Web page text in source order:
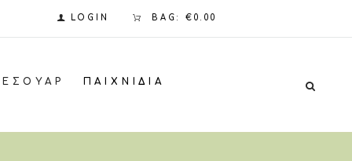
LOGIN BAG: €0.00
ΠΑΙΧΝΊΔΙΑ